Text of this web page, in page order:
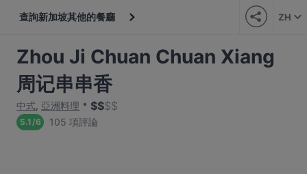
查詢新加坡其他的餐廳 ZH
Zhou Ji Chuan Chuan Xiang
周记串串香
中式, 亞洲料理 $$$$
5.1/6 105 項評論